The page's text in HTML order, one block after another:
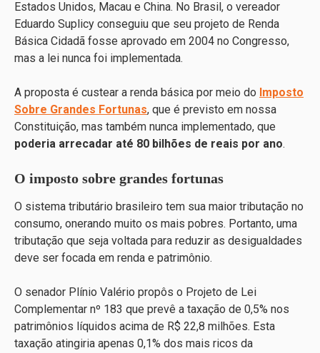
Estados Unidos, Macau e China. No Brasil, o vereador
Eduardo Suplicy conseguiu que seu projeto de Renda
Básica Cidadã fosse aprovado em 2004 no Congresso,
mas a lei nunca foi implementada.
A proposta é custear a renda básica por meio do Imposto
Sobre Grandes Fortunas, que é previsto em nossa
Constituição, mas também nunca implementado, que
poderia arrecadar até 80 bilhões de reais por ano.
O imposto sobre grandes fortunas
O sistema tributário brasileiro tem sua maior tributação no
consumo, onerando muito os mais pobres. Portanto, uma
tributação que seja voltada para reduzir as desigualdades
deve ser focada em renda e patrimônio.
O senador Plínio Valério propôs o Projeto de Lei
Complementar nº 183 que prevê a taxação de 0,5% nos
patrimônios líquidos acima de R$ 22,8 milhões. Esta
taxação atingiria apenas 0,1% dos mais ricos da